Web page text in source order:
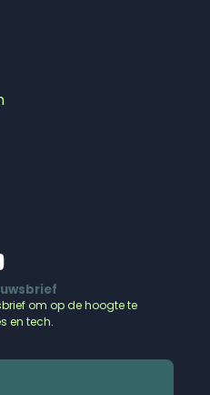
om op de hoogte te
en tech.